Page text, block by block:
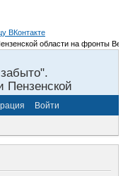
области на фронты
Пензенской
Войти